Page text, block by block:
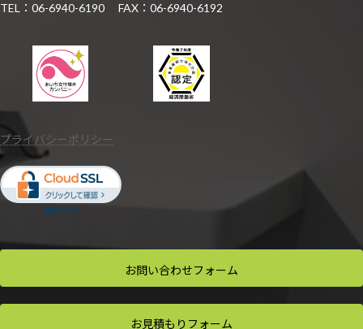
TEL：06-6940-6190 FAX：06-6940-6192
プライバシーポリシー
お問い合わせフォーム
お見積もり フォーム